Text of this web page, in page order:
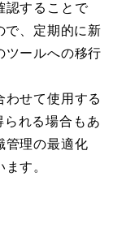
認することで
で、定期的に新
ツールへの移行
わせて使用する
れる場合もあ
管理の最適化
す。